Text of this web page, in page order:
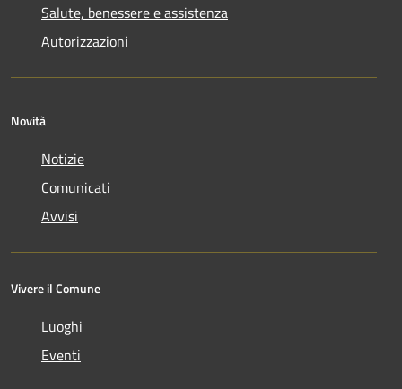
Salute, benessere e assistenza
Autorizzazioni
Novità
Notizie
Comunicati
Avvisi
Vivere il Comune
Luoghi
Eventi